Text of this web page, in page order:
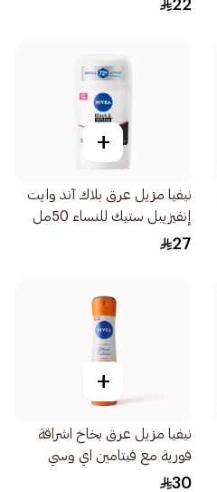
22
+
نيفيا مزيل عرق بلاك آند وايت
إنفيزيبل ستيك للنساء 50مل
27
+
نيفيا مزيل عرق بخاخ اشراقة
فورية مع فيتامين اي وسي
200مل
30